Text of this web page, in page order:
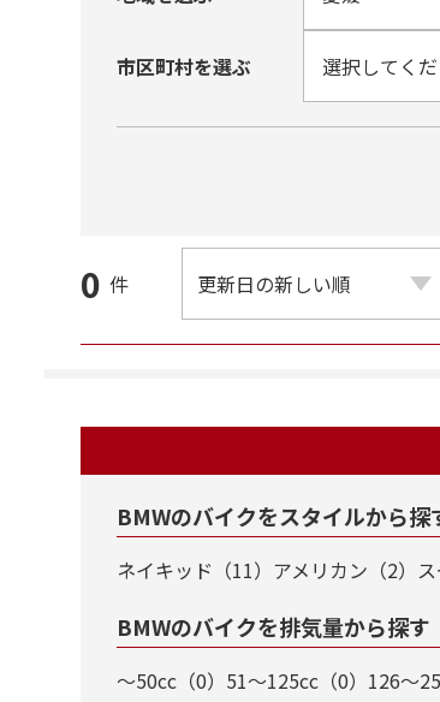
市区町村を選ぶ
0 件
BMWのバイクをスタイルから探
ネイキッド（11） アメリカン（2）
BMWのバイクを排気量から探す
～50cc（0） 51～125cc（0） 126～